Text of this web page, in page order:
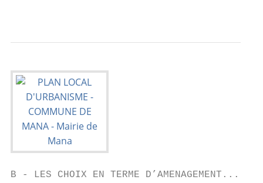
B - LES CHOIX EN TERME